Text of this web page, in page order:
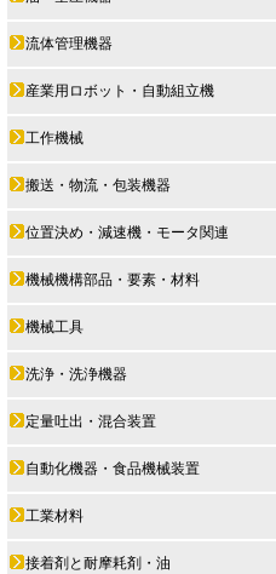
流体管理機器
産業用ロボット・自動組立機
工作機械
搬送・物流・包装機器
位置決め・減速機・モータ関連
機械機構部品・要素・材料
機械工具
洗浄・洗浄機器
定量吐出・混合装置
自動化機器・食品機械装置
工業材料
接着剤と耐摩耗剤・油